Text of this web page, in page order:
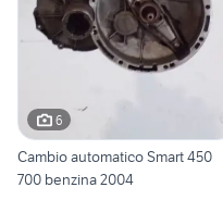
6
Cambio automatico Smart 450
700 benzina 2004